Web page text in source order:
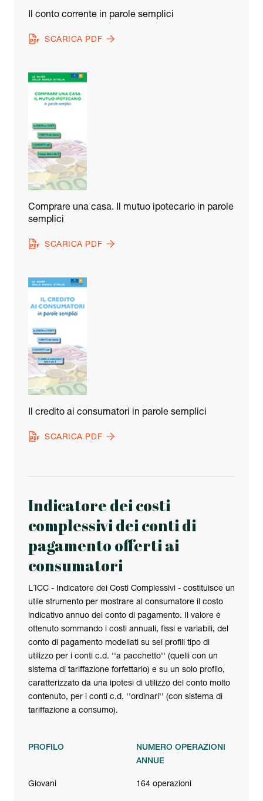
Il conto corrente in parole semplici
SCARICA PDF
Comprare una casa. Il mutuo ipotecario in parole
semplici
SCARICA PDF
Il credito ai consumatori in parole semplici
SCARICA PDF
Indicatore dei costi
complessivi dei conti di
pagamento offerti ai
consumatori
L´ICC - Indicatore dei Costi Complessivi - costituisce un
utile strumento per mostrare al consumatore il costo
indicativo annuo del conto di pagamento. Il valore è
ottenuto sommando i costi annuali, fissi e variabili, del
conto di pagamento modellati su sei profili tipo di
utilizzo per i conti c.d. ''a pacchetto'' (quelli con un
sistema di tariffazione forfettario) e su un solo profilo,
caratterizzato da una ipotesi di utilizzo del conto molto
contenuto, per i conti c.d. ''ordinari'' (con sistema di
tariffazione a consumo).
PROFILO
NUMERO OPERAZIONI
ANNUE
Giovani 164 operazioni